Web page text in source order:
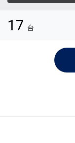
17 台